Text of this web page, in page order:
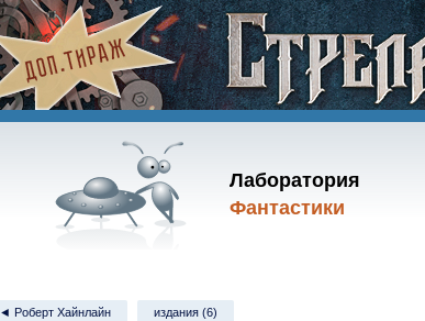
Лаборатория
Фантастики
◄ Роберт Хайнлайн издания (6)